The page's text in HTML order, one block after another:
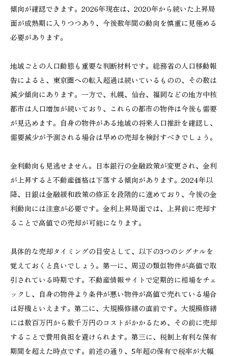
傾向が確認できます。2026年現在は、2020年から続いた上昇局
面が成熟期に入りつつあり、今後数年間の動向を慎重に見極める
必要があります。
地域ごとの人口動態も重要な判断材料です。総務省の人口移動報
告によると、東京圏への転入超過は続いているものの、その数は
減少傾向にあります。一方で、札幌、仙台、福岡などの地方中核
都市は人口増加が続いており、これらの都市の物件は今後も需要
が見込めます。自身の物件がある地域の将来人口推計を確認し、
需要減少が予測される場合は早めの売却を検討すべきでしょう。
金利動向も見逃せません。日本銀行の金融政策が変更され、金利
が上昇すると不動産価格は下落する傾向があります。2024年以
降、日銀は金融緩和政策の修正を段階的に進めており、今後の金
利動向には注意が必要です。金利上昇局面では、上昇前に売却す
ることで高値での売却が可能になります。
具体的な売却タイミングの目安として、以下の3つのシグナルを
覚えておくと良いでしょう。第一に、周辺の類似物件が高値で取
引されている時期です。不動産情報サイトで定期的に相場をチェ
ックし、自身の物件より条件が悪い物件が高値で売れている場合
は好機といえます。第二に、大規模修繕の直前です。大規模修繕
には数百万円から数千万円のコストがかかるため、その前に売却
することで費用負担を避けられます。第三に、税制上有利な保有
期間を超えた時点です。前述の通り、5年超の保有で税率が大幅